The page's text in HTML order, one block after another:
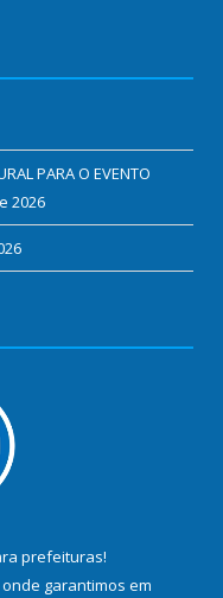
PARA O EVENTO
2026
prefeituras!
garantimos em